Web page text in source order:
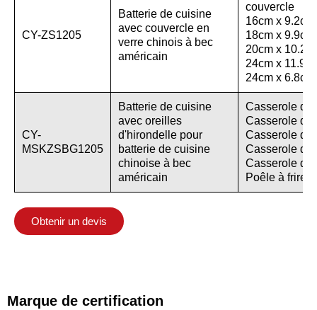
CY-ZS1205
Batterie de cuisine
avec couvercle en
verre chinois à bec
américain
couvercle
16cm x
18cm x
20cm x
24cm x
24cm x
CY-
MSKZSBG1205
Batterie de cuisine
avec oreilles
d'hirondelle pour
batterie de cuisine
chinoise à bec
américain
Casserole de
Casserole de
Casserole de
Casserole de
Casserole de
Poêle à frire
Obtenir un devis
Marque de certification